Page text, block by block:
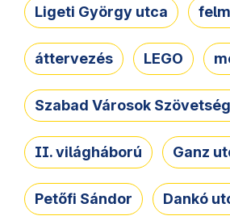
Ligeti György utca
áttervezés LEGO
Szabad Városok
II. világháború Ganz
Petőfi Sándor Dankó